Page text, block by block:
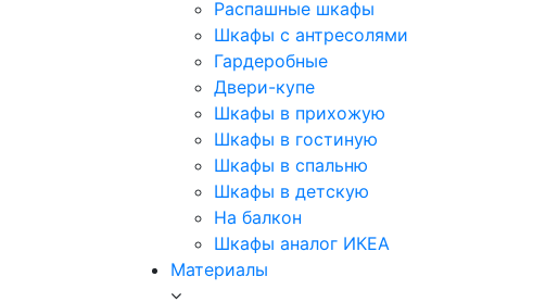
Распашные шкафы
Шкафы с антресолями
Гардеробные
Двери-купе
Шкафы в прихожую
Шкафы в гостиную
Шкафы в спальню
Шкафы в детскую
На балкон
Шкафы аналог ИКЕА
Материалы